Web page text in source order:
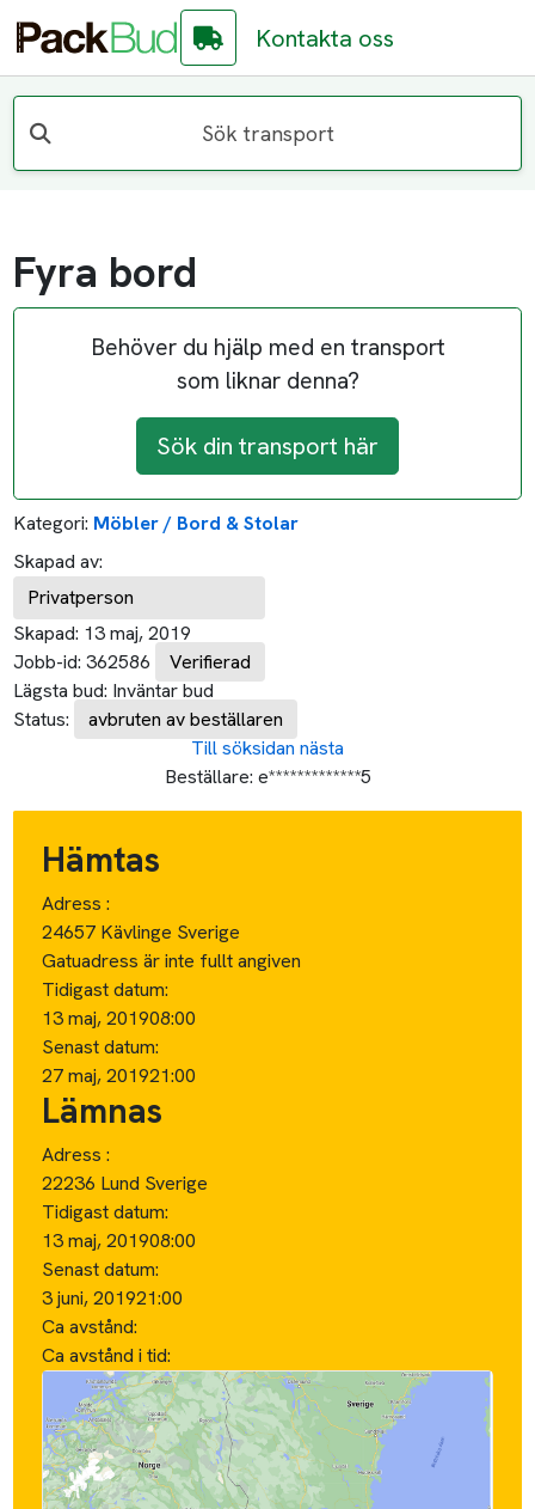
Kontakta oss
Sök transport
Fyra bord
Behöver du hjälp med en transport
som liknar denna?
Sök din transport här
Kategori: Möbler / Bord & Stolar
Skapad av:
Privatperson
Skapad: 13 maj, 2019
Jobb-id: 362586
Verifierad
Lägsta bud: Inväntar bud
Status:
avbruten av beställaren
Till söksidan nästa
Beställare: e*************5
Hämtas
Adress :
24657 Kävlinge Sverige
Gatuadress är inte fullt angiven
Tidigast datum:
13 maj, 201908:00
Senast datum:
27 maj, 201921:00
Lämnas
Adress :
22236 Lund Sverige
Tidigast datum:
13 maj, 201908:00
Senast datum:
3 juni, 201921:00
Ca avstånd:
Ca avstånd i tid: